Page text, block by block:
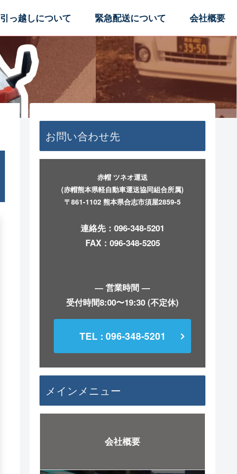
お問い合わせ先
赤帽 ツネオ運送
(赤帽熊本県軽自動車運送協同組合所属)
〒861-1102 熊本県合志市須屋2859-5
連絡先： 096-348-5201
FAX：096-348-5205
― 営業時間 ―
受付時間8:00〜19:30 (不定休)
TEL : 096-348-5201
メインメニュー
会社概要
引っ越しについて 緊急配送について 会社概要